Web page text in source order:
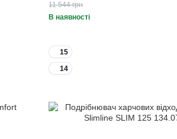
11 544 грн
В наявності
15
14